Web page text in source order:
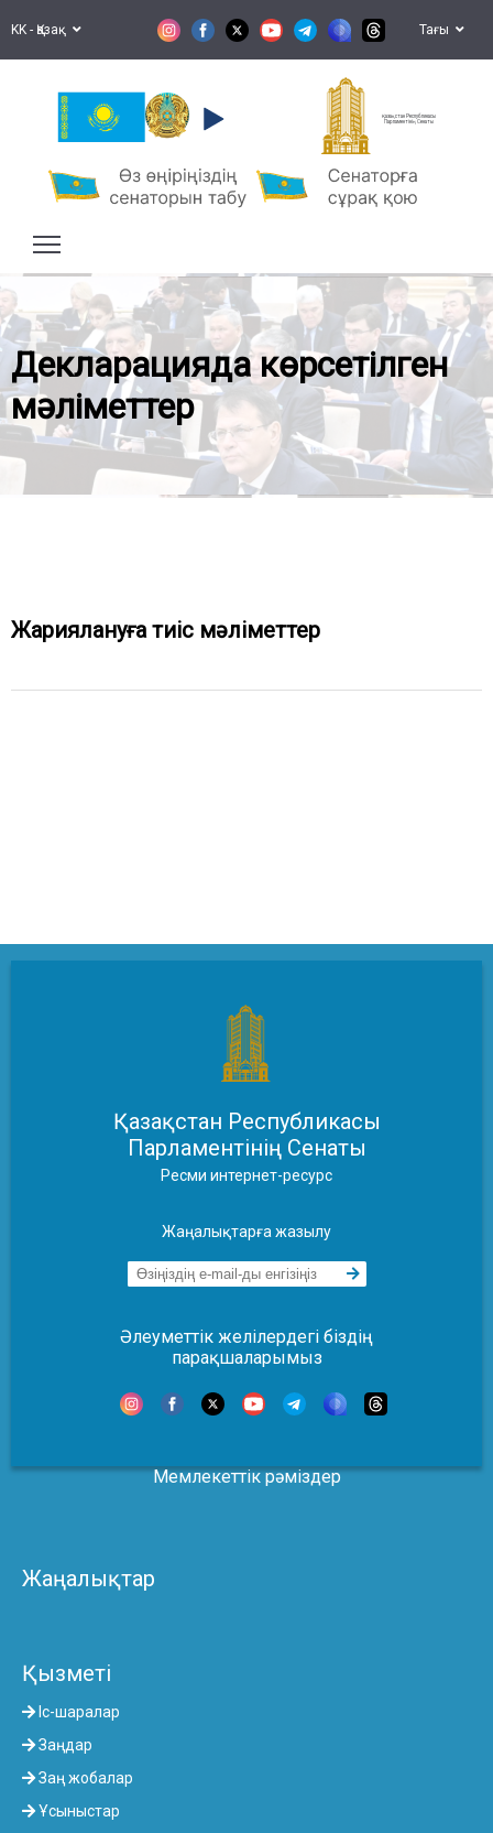
KK - Қазақ Тағы
Қазақстан Республикасы
Парламентінің Сенаты
Декларацияда көрсетілген
мәліметтер
Жариялануға тиіс мәліметтер
Қазақстан Республикасы
Парламентінің Сенаты
Ресми интернет-ресурс
Жаңалықтарға жазылу
Әлеуметтік желілердегі біздің
парақшаларымыз
Мемлекеттік рәміздер
Жаңалықтар
Қызметі
Іс-шаралар
Заңдар
Заң жобалар
Ұсыныстар